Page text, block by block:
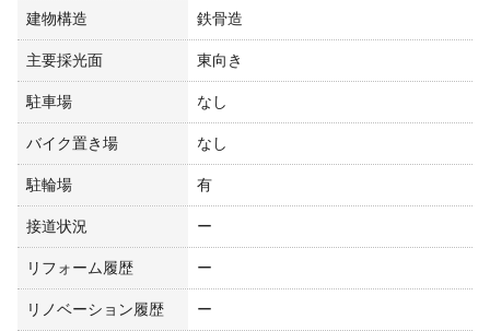
建物構造 鉄骨造
主要採光面 東向き
駐車場 なし
バイク置き場 なし
駐輪場 有
接道状況 ー
リフォーム履歴 ー
リノベーション履歴 ー